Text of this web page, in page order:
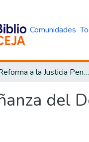
Comunidades
1. Reforma a la Justicia Penal
del